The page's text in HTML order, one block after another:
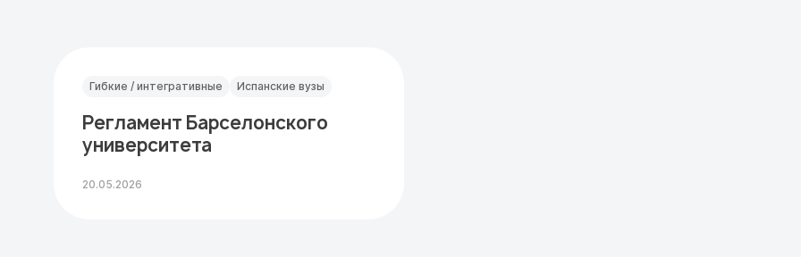
Гибкие / интегративные Испанские вузы
Регламент Барселонского
университета
20.05.2026